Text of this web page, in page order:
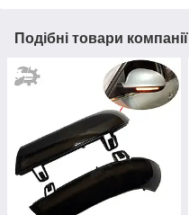
Подібні товари компанії